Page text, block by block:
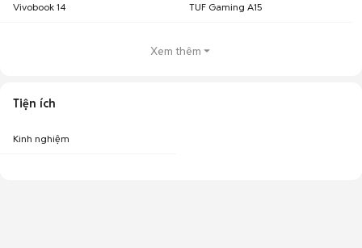
Vivobook 14 TUF Gaming A15
Xem thêm
Tiện ích
Kinh nghiệm